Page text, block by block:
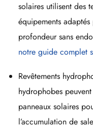
solaires utilisent des
équipements
profondeur sans
notre guide complet
Revêtements
hydrophobes
panneaux solaires
l’accumulation de